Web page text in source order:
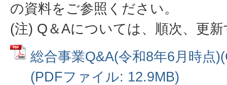
の資料をご参照ください。
(注) Q＆Aについては、順次、更
総合事業Q&A(令和8年6月時点
(PDFファイル: 12.9MB)